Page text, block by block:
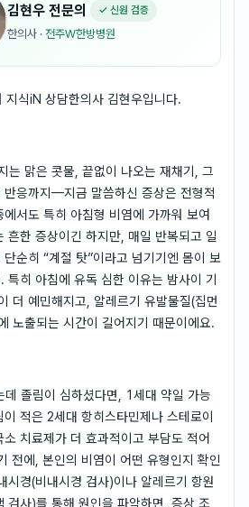
김현우 전문의 ✓ 신원 검증
한의사 · 전주W한방병원
지식iN 상담한의사 김현우입니다.
는 맑은 콧물, 끝없이 나오는 재채기, 그
반응까지—지금 말씀하신 증상은 전형적
서도 특히 아침형 비염에 가까워 보여
흔한 증상이긴 하지만, 매일 반복되고 일
순히 “계절 탓”이라고 넘기기엔 몸이 보
특히 아침에 유독 심한 이유는 밤사이 기
더 예민해지고, 알레르기 유발물질(집먼
노출되는 시간이 길어지기 때문이에요.
데 졸림이 심하셨다면, 1세대 약일 가능
적은 2세대 항히스타민제나 스테로이
치료제가 더 효과적이고 부담도 적어
전에, 본인의 비염이 어떤 유형인지 확인
시경(비내시경 검사)이나 알레르기 항원
검사)를 통해 원인을 파악하면, 증상 조